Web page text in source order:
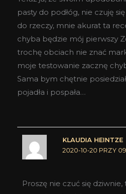
pasty do podłóg, nie czuję
do rzeczy, mnie akurat ta
chyba będzie mój pierwszy
trochę obciach nie znać
moje testowanie zacznę
Sama bym chętnie
pojadła i pospała…
KLAUDIA HEINTZE
2020-10-20 PRZY
Proszę nie czuć się